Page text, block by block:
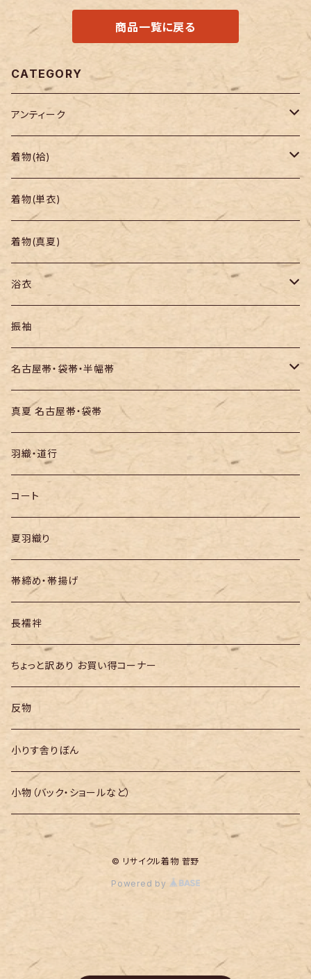
商品一覧に戻る
CATEGORY
アンティーク
着物
帯
羽織り・道行
着物(袷)
小紋
色無地・江戸小紋
紬
訪問着・付下
お召し
着物(単衣)
着物(真夏)
浴衣
セオα・ポリ
木綿・綿麻
絞りの浴衣
振袖
名古屋帯・袋帯・半幅帯
名古屋帯
袋帯
半幅帯
真夏 名古屋帯・袋帯
羽織・道行
コート
夏羽織り
帯締め・帯揚げ
長襦袢
ちょっと訳あり お買い得コーナー
反物
小りす舎りぼん
小物（バック・ショールなど）
© リサイクル着物 菅野
Powered by